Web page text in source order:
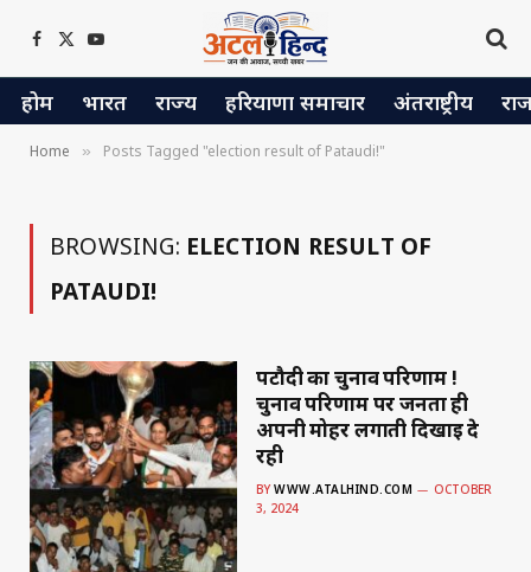
Facebook
X
(Twitter)
YouTube
होम भारत राज्य हरियाणा समाचार अंतराष्ट्रीय
Home » Posts Tagged "election result of Pataudi!"
BROWSING: ELECTION RESULT OF
PATAUDI!
पटौदी का चुनाव परिणाम !
चुनाव परिणाम पर जनता ही
अपनी मोहर लगाती दिखाई दे
रही
BY WWW.ATALHIND.COM
OCTOBER
3, 2024